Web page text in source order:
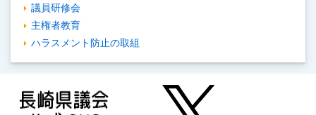
議員研修会
主権者教育
ハラスメント防止の取組